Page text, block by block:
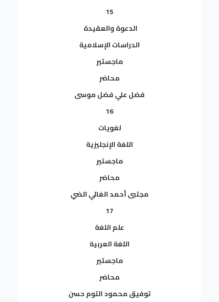
15
الدعوة والعقيدة
الدراسات الإسلامية
ماجستير
محاضر
فضل علي فضل موسى
16
لغويات
اللغة الإنجليزية
ماجستير
محاضر
مجتبى أحمد الغالي الضي
17
علم اللغة
اللغة العربية
ماجستير
محاضر
توفيق محمود التوم حسن